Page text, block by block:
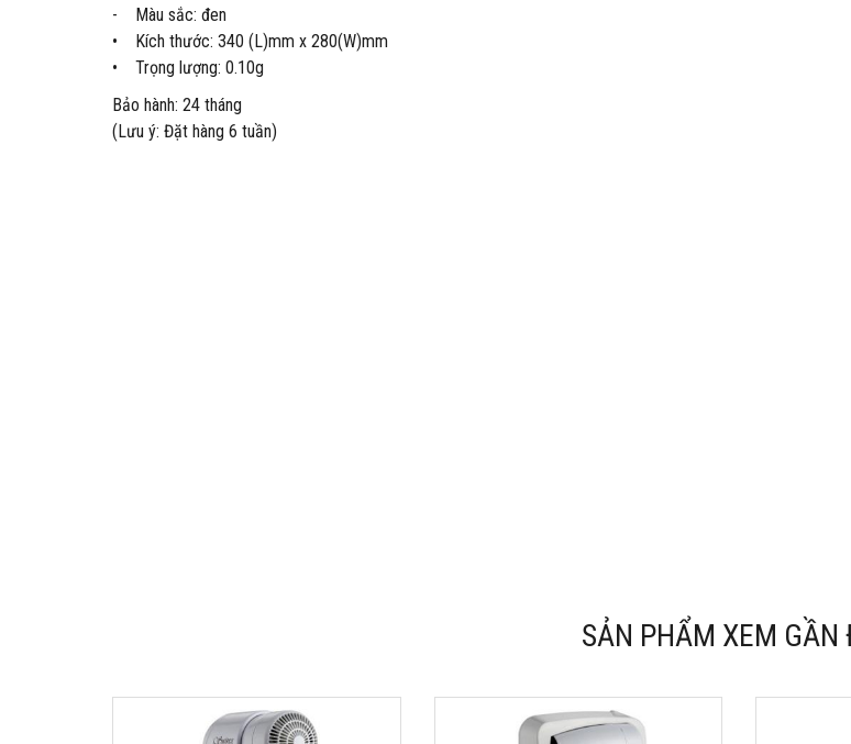
- Màu sắc: đen
• Kích thước: 340 (L)mm x 280(W)mm
• Trọng lượng: 0.10g
Bảo hành: 24 tháng
(Lưu ý: Đặt hàng 6 tuần)
SẢN PHẨM XEM GẦN